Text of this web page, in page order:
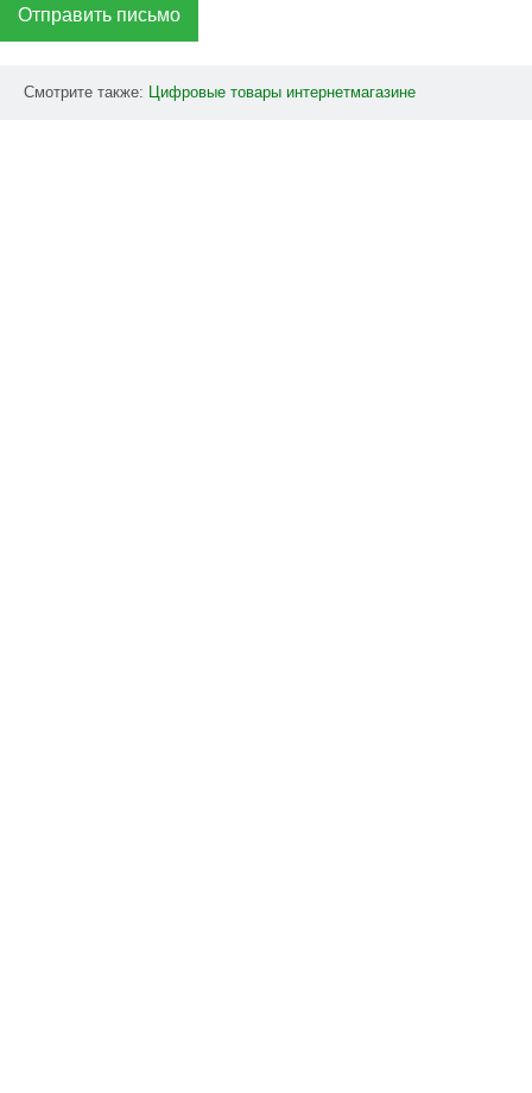
Отправить письмо
Смотрите также: Цифровые товары интернетмагазине